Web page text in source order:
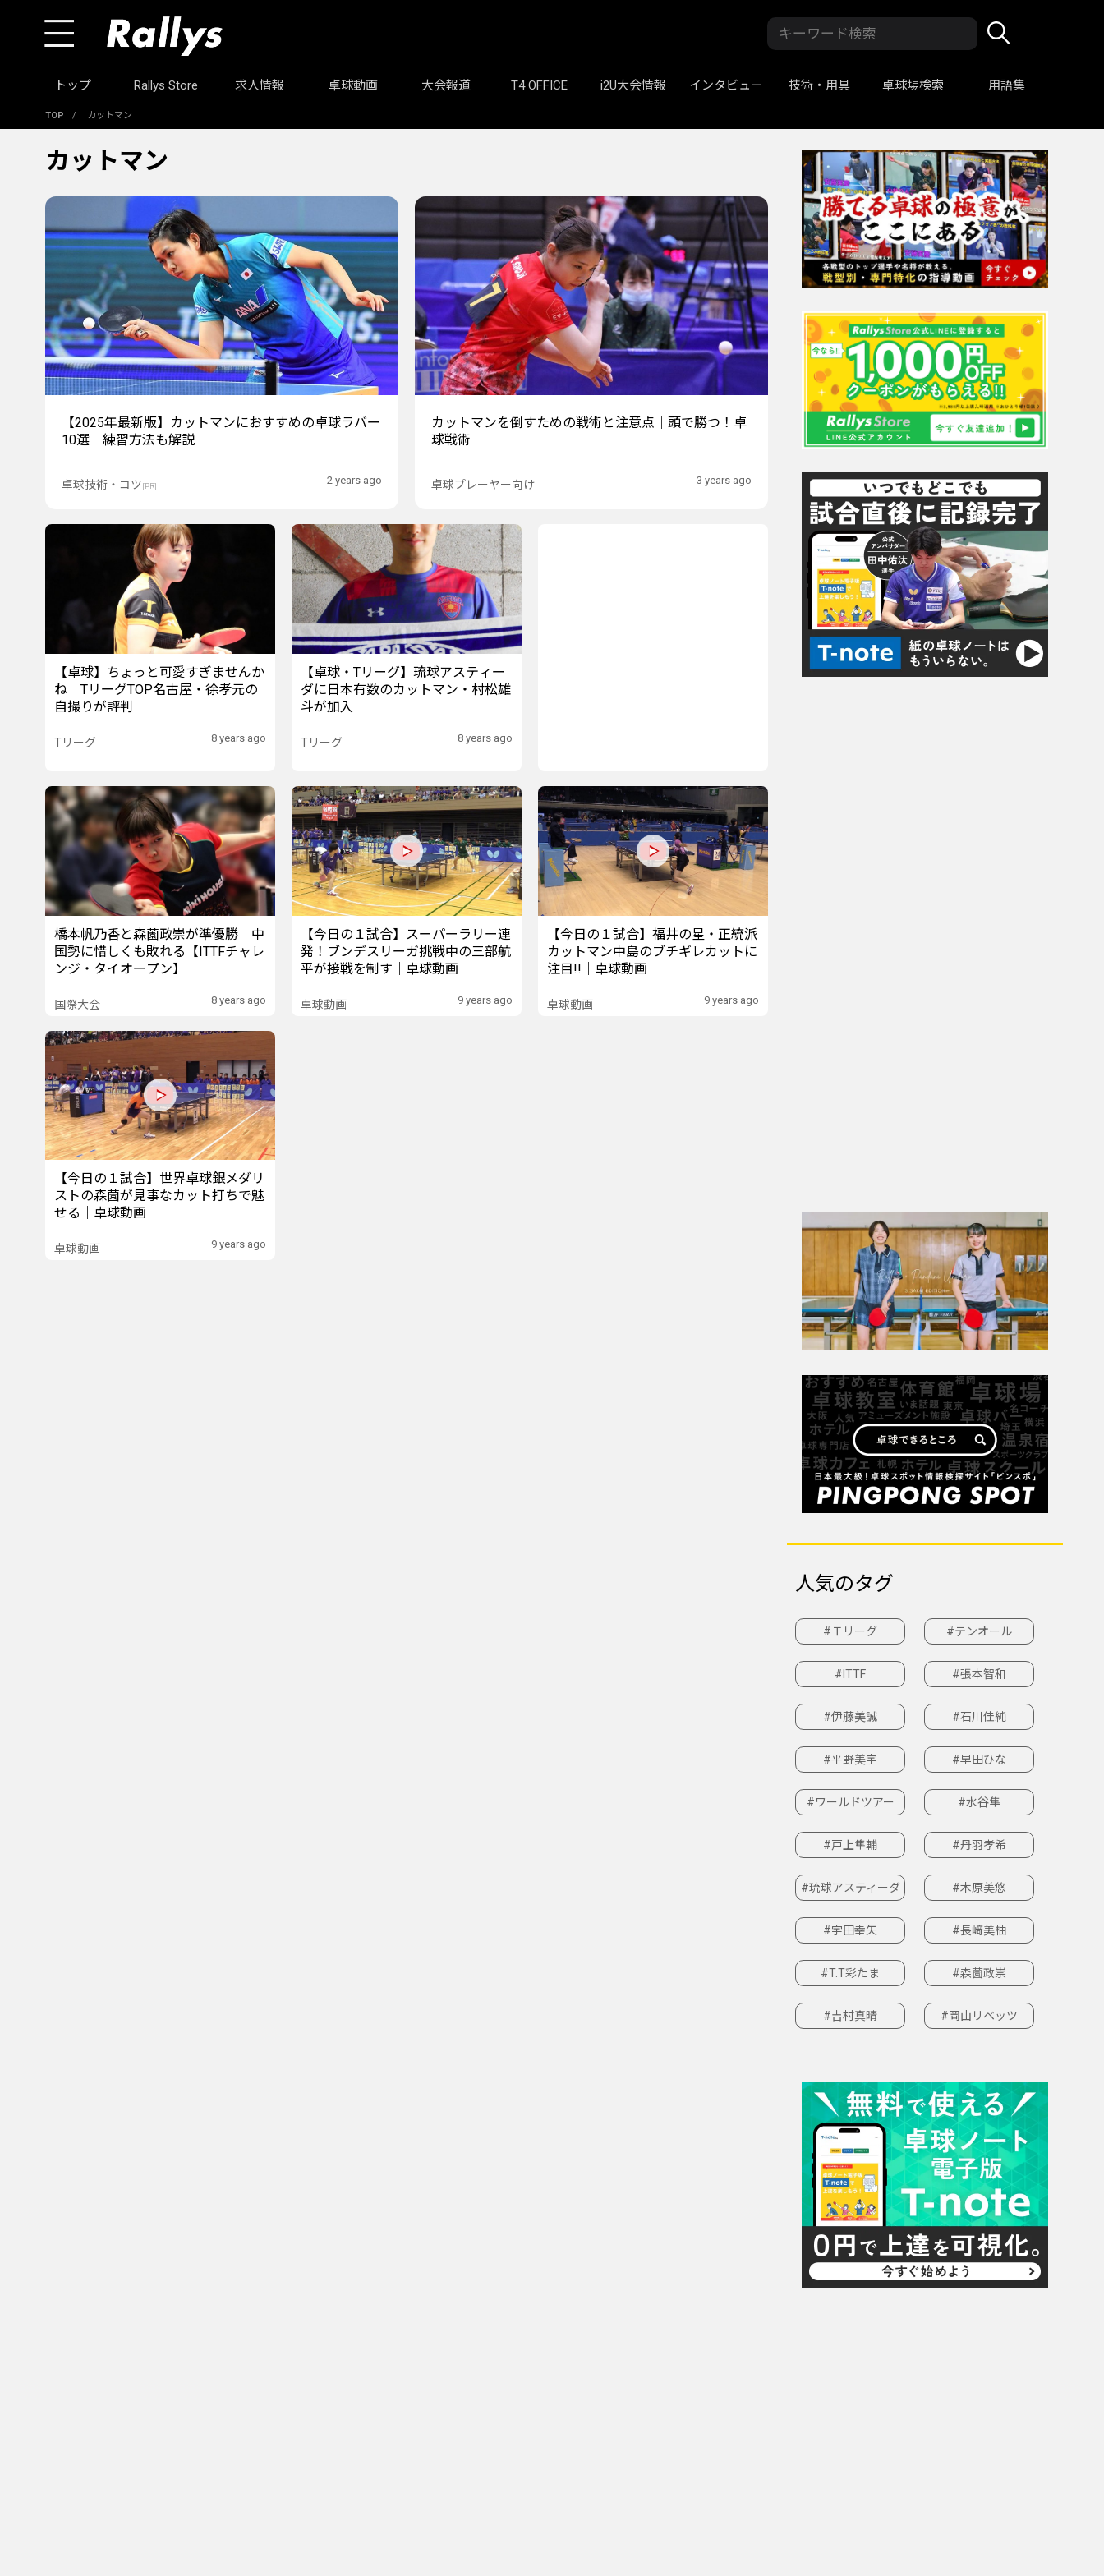
トップ Rallys Store 求人情報 卓球動画 大会報道 T4 OFFICE i2U大会情報 インタビュー 技術・用具 卓球場検索 用語集
TOP / カットマン
カットマン
【2025年最新版】カットマンにおすすめの卓球ラバー
10選 練習方法も解説
卓球技術・コツ [PR] 2 years ago
カットマンを倒すための戦術と注意点｜頭で勝つ！卓
球戦術
卓球プレーヤー向け 3 years ago
【卓球】ちょっと可愛すぎませんか
ね TリーグTOP名古屋・徐孝元の
自撮りが評判
Tリーグ 8 years ago
【卓球・Tリーグ】琉球アスティー
ダに日本有数のカットマン・村松雄
斗が加入
Tリーグ 8 years ago
橋本帆乃香と森薗政崇が準優勝 中
国勢に惜しくも敗れる【ITTFチャレ
ンジ・タイオープン】
国際大会 8 years ago
【今日の１試合】スーパーラリー連
発！ブンデスリーガ挑戦中の三部航
平が接戦を制す｜卓球動画
卓球動画 9 years ago
【今日の１試合】福井の星・正統派
カットマン中島のブチギレカットに
注目!!｜卓球動画
卓球動画 9 years ago
【今日の１試合】世界卓球銀メダリ
ストの森薗が見事なカット打ちで魅
せる｜卓球動画
卓球動画 9 years ago
人気のタグ
#Ｔリーグ #テンオール
#ITTF #張本智和
#伊藤美誠 #石川佳純
#平野美宇 #早田ひな
#ワールドツアー #水谷隼
#戸上隼輔 #丹羽孝希
#琉球アスティーダ #木原美悠
#宇田幸矢 #長﨑美柚
#T.T彩たま #森薗政崇
#吉村真晴 #岡山リベッツ